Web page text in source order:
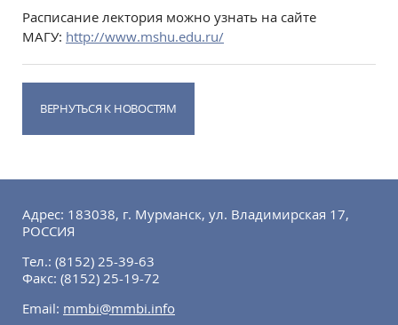
Расписание лектория можно узнать на сайте
МАГУ: http://www.mshu.edu.ru/
ВЕРНУТЬСЯ К НОВОСТЯМ
Адрес: 183038, г. Мурманск, ул. Владимирская 17,
РОССИЯ
Тел.: (8152) 25-39-63
Факс: (8152) 25-19-72
Email: mmbi@mmbi.info